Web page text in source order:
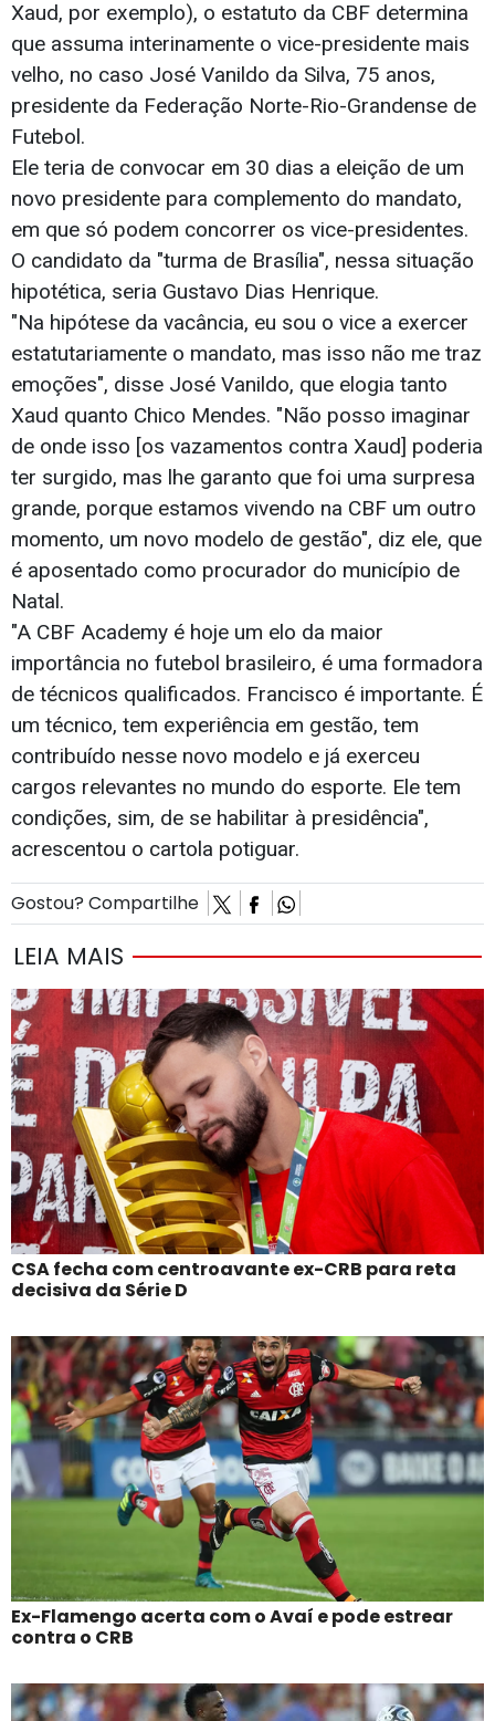
Xaud, por exemplo), o estatuto da CBF determina
que assuma interinamente o vice-presidente mais
velho, no caso José Vanildo da Silva, 75 anos,
presidente da Federação Norte-Rio-Grandense de
Futebol.
Ele teria de convocar em 30 dias a eleição de um
novo presidente para complemento do mandato,
em que só podem concorrer os vice-presidentes.
O candidato da "turma de Brasília", nessa situação
hipotética, seria Gustavo Dias Henrique.
"Na hipótese da vacância, eu sou o vice a exercer
estatutariamente o mandato, mas isso não me traz
emoções", disse José Vanildo, que elogia tanto
Xaud quanto Chico Mendes. "Não posso imaginar
de onde isso [os vazamentos contra Xaud] poderia
ter surgido, mas lhe garanto que foi uma surpresa
grande, porque estamos vivendo na CBF um outro
momento, um novo modelo de gestão", diz ele, que
é aposentado como procurador do município de
Natal.
"A CBF Academy é hoje um elo da maior
importância no futebol brasileiro, é uma formadora
de técnicos qualificados. Francisco é importante. É
um técnico, tem experiência em gestão, tem
contribuído nesse novo modelo e já exerceu
cargos relevantes no mundo do esporte. Ele tem
condições, sim, de se habilitar à presidência",
acrescentou o cartola potiguar.
Gostou? Compartilhe
LEIA MAIS
CSA fecha com centroavante ex-CRB para reta
decisiva da Série D
Ex-Flamengo acerta com o Avaí e pode estrear
contra o CRB